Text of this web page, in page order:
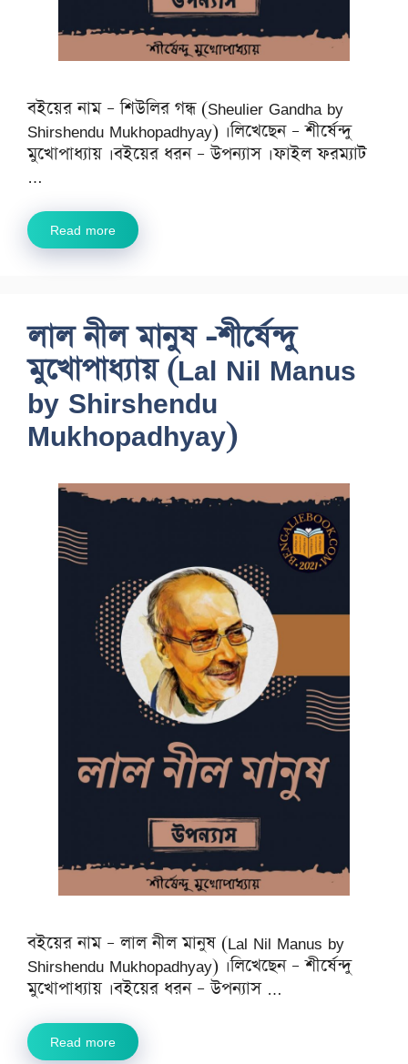
বইয়ের নাম – শিউলির গন্ধ (Sheulier Gandha by
Shirshendu Mukhopadhyay) ।লিখেছেন – শীর্ষেন্দু
মুখোপাধ্যায় ।বইয়ের ধরন – উপন্যাস ।ফাইল ফরম্যাট
…
Read more
লাল নীল মানুষ -শীর্ষেন্দু
মুখোপাধ্যায় (Lal Nil Manus
by Shirshendu
Mukhopadhyay)
বইয়ের নাম – লাল নীল মানুষ (Lal Nil Manus by
Shirshendu Mukhopadhyay) ।লিখেছেন – শীর্ষেন্দু
মুখোপাধ্যায় ।বইয়ের ধরন – উপন্যাস …
Read more